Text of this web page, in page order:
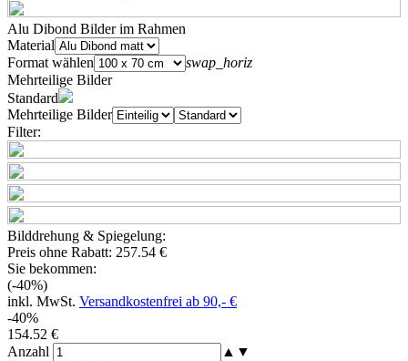
Alu Dibond Bilder im Rahmen
Material
Format wählen
swap_horiz
Mehrteilige Bilder
Standard
Mehrteilige Bilder
Filter:
Bilddrehung & Spiegelung:
Preis ohne Rabatt: 257.54 €
Sie bekommen:
(-40%)
inkl. MwSt. Versandkostenfrei ab 90,- €
-40%
154.52 €
Anzahl
▲ ▼